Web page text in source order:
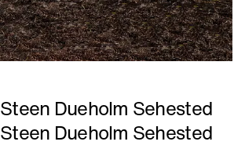
Steen Dueholm Sehested
Steen Dueholm Sehested